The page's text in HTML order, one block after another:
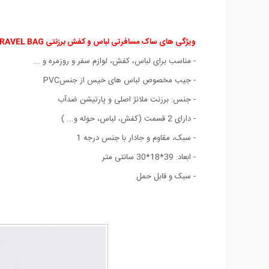
ویژگی های ساک مسافرتی لباس و کفش برزنتی TRAVEL BAG
- مناسب برای لباس، کفش، لوازم سفر و روزمره و ...
- جیب مخصوص لباس های خیس از جنسPVC
- جنس: برزنت ملانژ اصلی و پارتیشن ضدآب
- دارای 2 قسمت (کفش، لباس، حوله و... )
- سبک، مقاوم و جادار با جنس درجه 1
- ابعاد: 39*18*30 سانتی متر
- سبک و قابل حمل